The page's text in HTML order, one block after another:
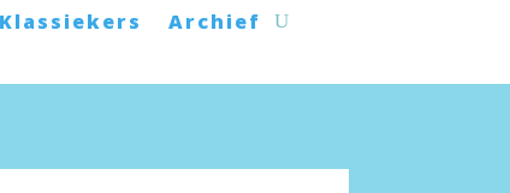
Klassiekers Archief